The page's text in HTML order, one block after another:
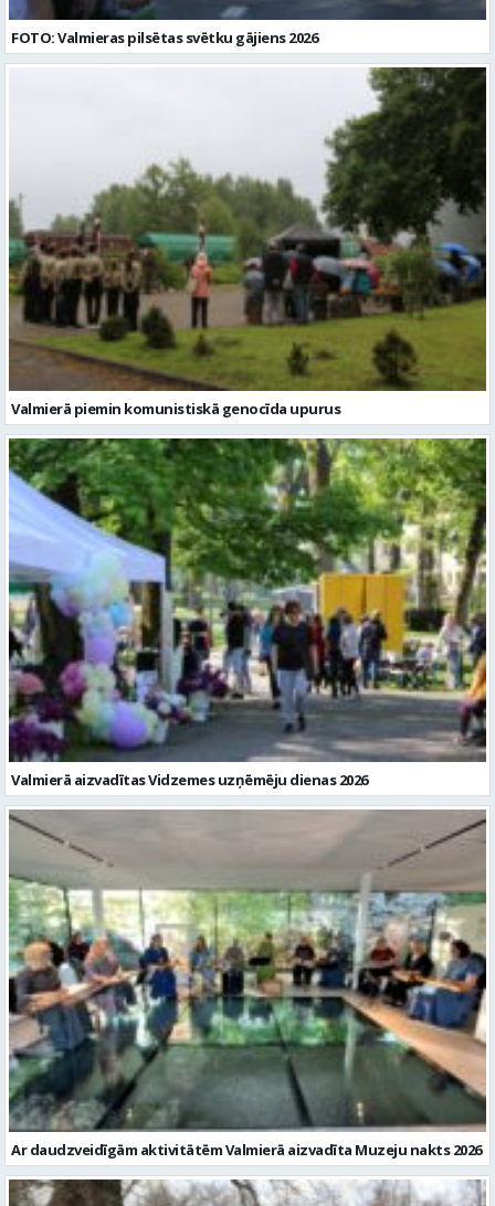
FOTO: Valmieras pilsētas svētku gājiens 2026
Valmierā piemin komunistiskā genocīda upurus
Valmierā aizvadītas Vidzemes uzņēmēju dienas 2026
Ar daudzveidīgām aktivitātēm Valmierā aizvadīta Muzeju nakts 2026